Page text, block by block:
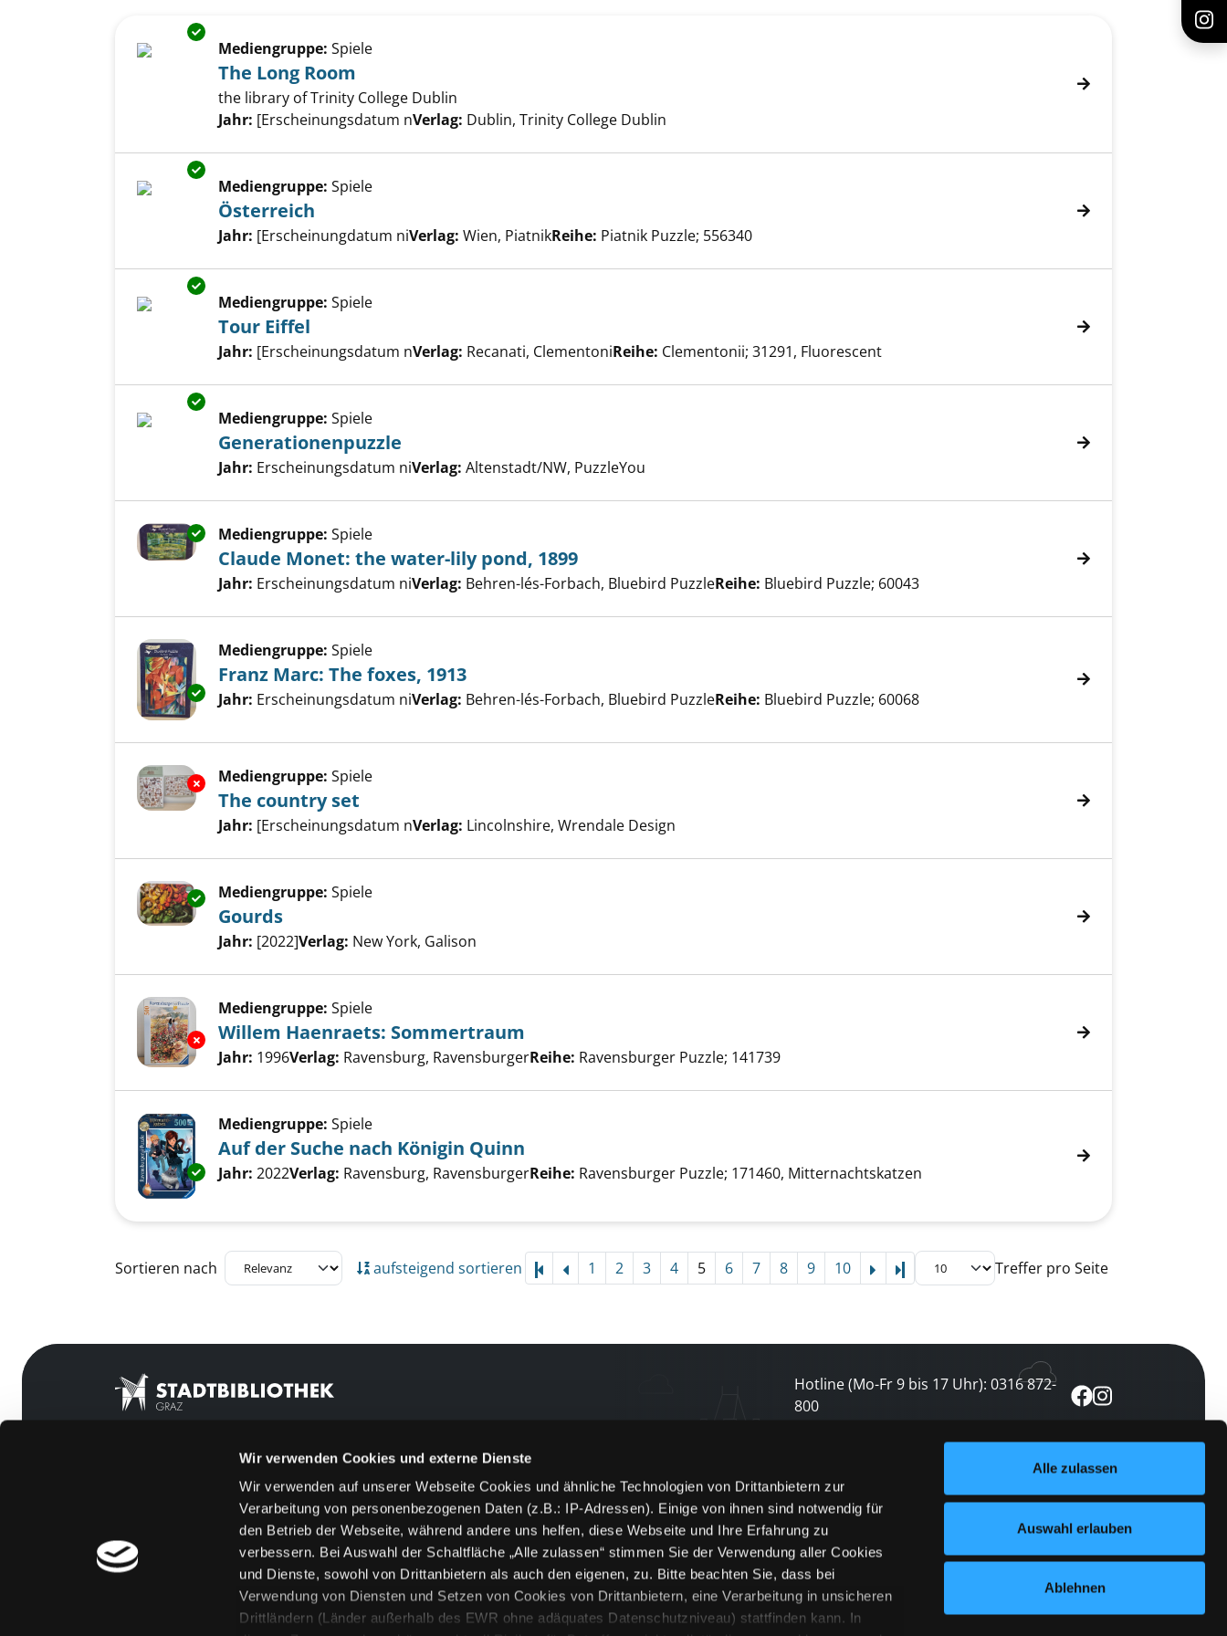
Wir verwenden Cookies und externe Dienste
Wir verwenden auf unserer Webseite Cookies und ähnliche Technologien von Drittanbietern zur
Verarbeitung von personenbezogenen Daten (z.B.: IP-Adressen). Einige von ihnen sind notwendig für
den Betrieb der Webseite, während andere uns helfen, diese Webseite und Ihre Erfahrung zu
verbessern. Bei Auswahl der Schaltfläche „Alle zulassen“ stimmen Sie der Verwendung aller Cookies
und Dienste, sowohl von Drittanbietern als auch den eigenen, zu. Bitte beachten Sie, dass bei
Verwendung von Diensten und Setzen von Cookies von Drittanbietern, eine Verarbeitung in unsicheren
Drittländern (Länder außerhalb des EWR ohne adäquates Datenschutzniveau) stattfinden kann. In
Alle zulassen
Auswahl erlauben
Ablehnen
Suchergebnis
Zu den Suchfiltern springen
Exemplar-Details von The Long Room anzeigen
Mediengruppe: Spiele
The Long Room
the library of Trinity College Dublin
Suche nach diesem Verfasser
Jahr: [Erscheinungsdatum nVerlag: Dublin, Trinity College Dublin
Exemplar-Details von Österreich anzeigen
Mediengruppe: Spiele
Österreich
Suche nach diesem Verfasser
Jahr: [Erscheinungdatum niVerlag: Wien, PiatnikReihe: Piatnik Puzzle; 556340
Exemplar-Details von Tour Eiffel anzeigen
Mediengruppe: Spiele
Tour Eiffel
Suche nach diesem Verfasser
Jahr: [Erscheinungsdatum nVerlag: Recanati, ClementoniReihe: Clementonii; 31291, Fluorescent
Exemplar-Details von Generationenpuzzle anzeigen
Mediengruppe: Spiele
Generationenpuzzle
Suche nach diesem Verfasser
Jahr: Erscheinungsdatum niVerlag: Altenstadt/NW, PuzzleYou
Exemplar-Details von Claude Monet: the water-lily pond, 1899 anzeigen
Mediengruppe: Spiele
Claude Monet: the water-lily pond, 1899
Suche nach diesem Verfasser
Jahr: Erscheinungsdatum niVerlag: Behren-lés-Forbach, Bluebird PuzzleReihe: Bluebird Puzzle; 60043
Exemplar-Details von Franz Marc: The foxes, 1913 anzeigen
Mediengruppe: Spiele
Franz Marc: The foxes, 1913
Suche nach diesem Verfasser
Jahr: Erscheinungsdatum niVerlag: Behren-lés-Forbach, Bluebird PuzzleReihe: Bluebird Puzzle; 60068
Exemplar-Details von The country set anzeigen
Mediengruppe: Spiele
The country set
Suche nach diesem Verfasser
Jahr: [Erscheinungsdatum nVerlag: Lincolnshire, Wrendale Design
Exemplar-Details von Gourds anzeigen
Mediengruppe: Spiele
Gourds
Suche nach diesem Verfasser
Jahr: [2022]Verlag: New York, Galison
Exemplar-Details von Willem Haenraets: Sommertraum anzeigen
Mediengruppe: Spiele
Willem Haenraets: Sommertraum
Suche nach diesem Verfasser
Jahr: 1996Verlag: Ravensburg, RavensburgerReihe: Ravensburger Puzzle; 141739
Exemplar-Details von Auf der Suche nach Königin Quinn anzeigen
Mediengruppe: Spiele
Auf der Suche nach Königin Quinn
Suche nach diesem Verfasser
Jahr: 2022Verlag: Ravensburg, RavensburgerReihe: Ravensburger Puzzle; 171460, Mitternachtskatzen
Zu den Suchfiltern springen
Sortieren nach aufsteigend sortieren 1 2 3 4 5 6 7 8 9 10 Letzte Seite Treffer pro Seite
Hotline (Mo-Fr 9 bis 17 Uhr): 0316 872-
800
LABUKA
[kju:b]
Feedback
Kontakt
Über uns
Jobs
Medienwunsch
Newsletter abonnieren
und keine Veranstaltung verpassen
jetzt abonnieren